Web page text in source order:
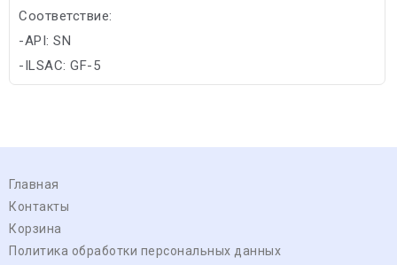
Соответствие:
-API: SN
-ILSAC: GF-5
Главная
Контакты
Корзина
Политика обработки персональных данных